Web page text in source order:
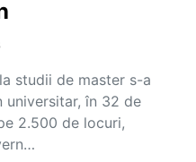
studii de master s-a
universitar, în 32 de
2.500 de locuri,